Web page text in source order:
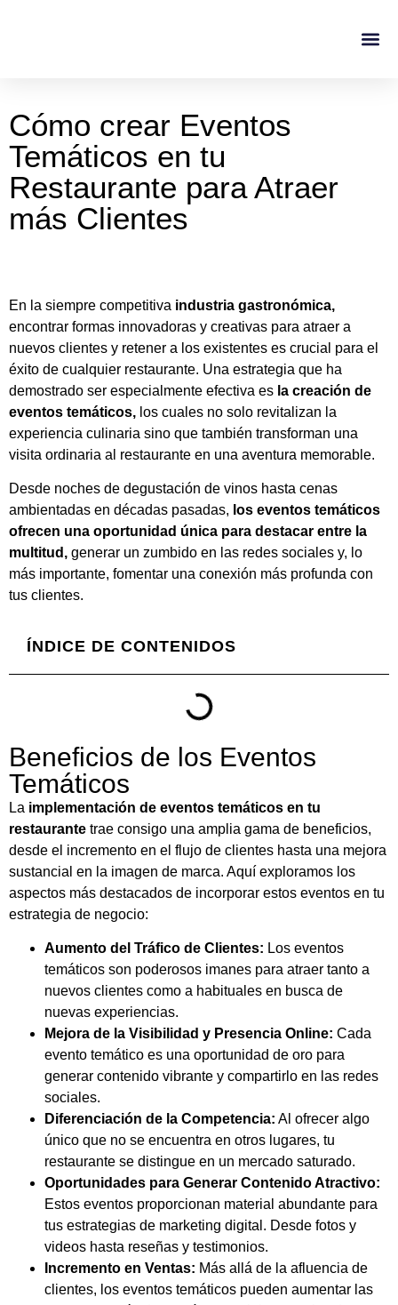
Cómo crear Eventos
Temáticos en tu
Restaurante para Atraer
más Clientes
En la siempre competitiva industria gastronómica,
encontrar formas innovadoras y creativas para atraer a
nuevos clientes y retener a los existentes es crucial para el
éxito de cualquier restaurante. Una estrategia que ha
demostrado ser especialmente efectiva es la creación de
eventos temáticos, los cuales no solo revitalizan la
experiencia culinaria sino que también transforman una
visita ordinaria al restaurante en una aventura memorable.
Desde noches de degustación de vinos hasta cenas
ambientadas en décadas pasadas, los eventos temáticos
ofrecen una oportunidad única para destacar entre la
multitud, generar un zumbido en las redes sociales y, lo
más importante, fomentar una conexión más profunda con
tus clientes.
ÍNDICE DE CONTENIDOS
Beneficios de los Eventos
Temáticos
La implementación de eventos temáticos en tu
restaurante trae consigo una amplia gama de beneficios,
desde el incremento en el flujo de clientes hasta una mejora
sustancial en la imagen de marca. Aquí exploramos los
aspectos más destacados de incorporar estos eventos en tu
estrategia de negocio:
Aumento del Tráfico de Clientes: Los eventos
temáticos son poderosos imanes para atraer tanto a
nuevos clientes como a habituales en busca de
nuevas experiencias.
Mejora de la Visibilidad y Presencia Online: Cada
evento temático es una oportunidad de oro para
generar contenido vibrante y compartirlo en las redes
sociales.
Diferenciación de la Competencia: Al ofrecer algo
único que no se encuentra en otros lugares, tu
restaurante se distingue en un mercado saturado.
Oportunidades para Generar Contenido Atractivo:
Estos eventos proporcionan material abundante para
tus estrategias de marketing digital. Desde fotos y
videos hasta reseñas y testimonios.
Incremento en Ventas: Más allá de la afluencia de
clientes, los eventos temáticos pueden aumentar las